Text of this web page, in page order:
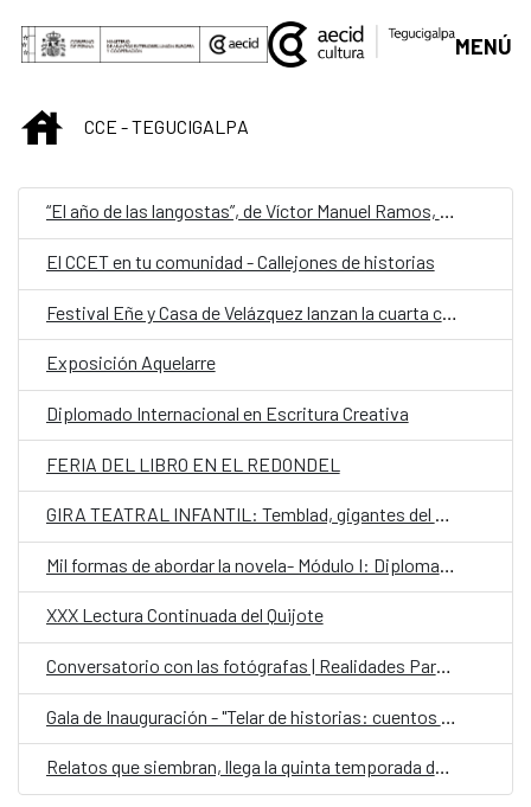
Saltar al contenido principal
MENÚ
INICIOCCE - TEGUCIGALPA
“El año de las langostas”, de Víctor Manuel Ramos, representa a Honduras en la quinta edición de Cuentos en Red
El CCET en tu comunidad - Callejones de historias
Festival Eñe y Casa de Velázquez lanzan la cuarta convocatoria de Residencia de Creación Literaria
Exposición Aquelarre
Diplomado Internacional en Escritura Creativa
FERIA DEL LIBRO EN EL REDONDEL
GIRA TEATRAL INFANTIL: Temblad, gigantes del mundo
Mil formas de abordar la novela- Módulo I: Diplomado Internacional en Escritura Creativa
XXX Lectura Continuada del Quijote
Conversatorio con las fotógrafas | Realidades Paralelas: Miradas desde el ocultamiento
Relatos que siembran, llega la quinta temporada de Cuentos en Red